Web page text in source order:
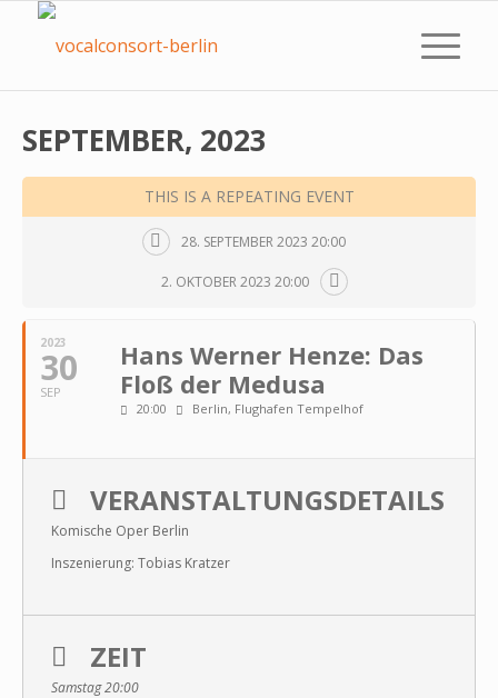
SEPTEMBER, 2023
THIS IS A REPEATING EVENT
28. SEPTEMBER 2023 20:00
2. OKTOBER 2023 20:00
2023
30
SEP
Hans Werner Henze: Das
Floß der Medusa
20:00 Berlin, Flughafen Tempelhof
VERANSTALTUNGSDETAILS
Komische Oper Berlin
Inszenierung: Tobias Kratzer
ZEIT
Samstag 20:00